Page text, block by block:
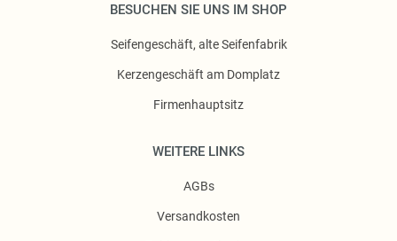
BESUCHEN SIE UNS IM SHOP
Seifengeschäft, alte Seifenfabrik
Kerzengeschäft am Domplatz
Firmenhauptsitz
WEITERE LINKS
AGBs
Versandkosten